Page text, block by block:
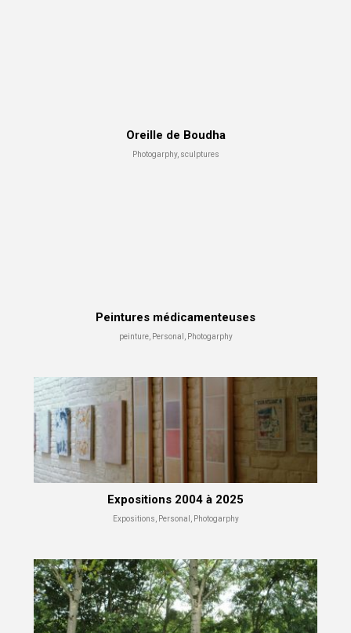
Oreille de Boudha
Photogarphy, sculptures
Peintures médicamenteuses
peinture, Personal, Photogarphy
Expositions 2004 à 2025
Expositions, Personal, Photogarphy